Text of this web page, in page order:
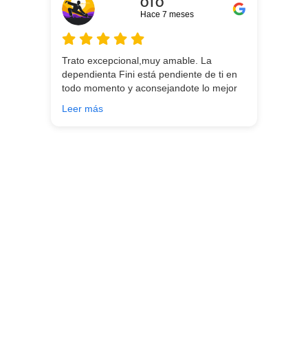
OTO
Hace 7 meses
Trato excepcional,muy amable. La
dependienta Fini está pendiente de ti en
todo momento y aconsejandote lo mejor
buscando!!
Leer más